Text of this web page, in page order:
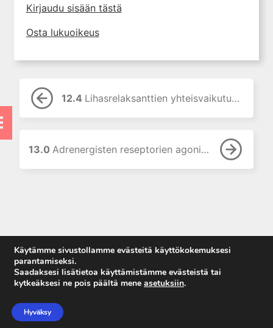
7. Lääkkeen annos, pitoisuus ja
8. Lääkemuodot ja antoreitit
10. Kolinergistä stimulaatiota
aiheuttavat lääkkeet
11. Kolinergisiä
salpaavat lääkkeet
12. Hermo-lihasliitokseen
vaikuttavat lääkkeet
12.2 Nondepolarisoivat
lihasrelaksantit
12.3 Depolarisoivat
12.4 Lihasrelaksanttien
yhteisvaikutukset
Kirjaudu sisään tästä
Osta lukuoikeus
12.4 Lihasrelaksanttien yhteisvaikutukset
13.0 Adrenergisten reseptorien agonistit (sympatomimeetit)
Tietosuojaseloste
Käyttöehdot
Käytämme sivustollamme evästeitä käyttökokemuksesi
parantamiseksi.
Saadaksesi lisätietoa käyttämistämme evästeistä tai
kytkeäksesi ne pois päältä mene asetuksiin.
Hyväksy